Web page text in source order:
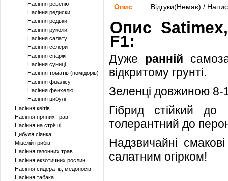
Насіння ревеню
Насіння редиски
Насіння редьки
Насіння руколи
Насіння салату
Насіння селери
Насіння спаржі
Насіння суниці
Насіння томатів (помідорів)
Насіння фізалісу
Насіння фенхелю
Насіння цибулі
Насіння квітів
Насіння пряних трав
Насіння на стрічці
Цибуля сіянка
Міцелій грибів
Насіння газонних трав
Насіння екзотичних рослин
Насіння сидератів, медоносів
Насіння табака
Опис Відгуки(Немає) /
Опис
F1:
Дуже ранній
відкритому грунті.
Зеленці довжиною 8-
Гібрид стійкий до
толерантний до
Надзвичайні
салатним огірком!